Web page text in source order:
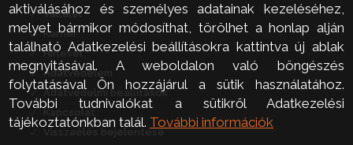
Vállalat
Karrier
Hírlevél
Adatvédelem
Adatvédelmi beállítások
Visszaélés bejelentése
aktiválásához és személyes adatainak kezeléséhez,
melyet bármikor módosíthat, törölhet a honlap alján
található Adatkezelési beállításokra kattintva új ablak
megnyitásával. A weboldalon való böngészés
folytatásával Ön hozzájárul a sütik használatához.
További tudnivalókat a sütikről Adatkezelési
tájékoztatónkban talál. További információk